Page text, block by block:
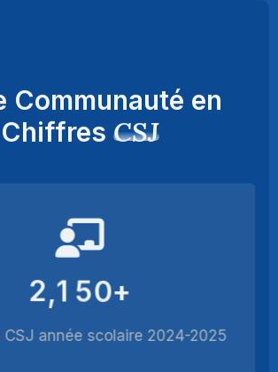
Communauté en
Chiffres CSJ
2,1 50+
CSJ année scolaire 2024-2025